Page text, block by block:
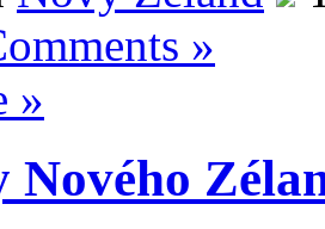
»
»